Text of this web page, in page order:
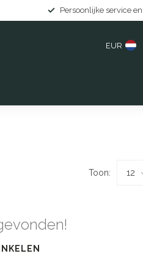
Persoonlijke service
EUR
Toon: